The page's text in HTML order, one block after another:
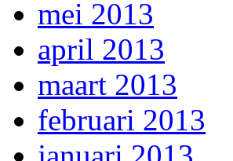
mei 2013
april 2013
maart 2013
februari 2013